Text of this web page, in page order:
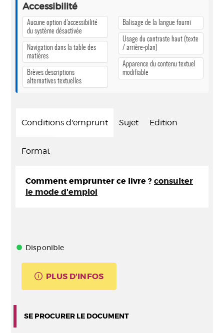
Accessibilité
Aucune option d’accessibilité
du système désactivée
Navigation dans la table des
matières
Brèves descriptions
alternatives textuelles
Balisage de la langue fourni
Usage du contraste haut (texte
/ arrière-plan)
Apparence du contenu textuel
modifiable
Conditions d'emprunt Sujet Edition
Format
Comment emprunter ce livre ? consulter
le mode d'emploi
Disponible
PLUS D'INFOS
SE PROCURER LE DOCUMENT